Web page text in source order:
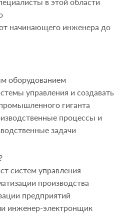
начинающего инженера до
оборудованием
управления и создавать
гиганта
процессы и
задачи
систем управления
производства
предприятий
инженер-электронщик